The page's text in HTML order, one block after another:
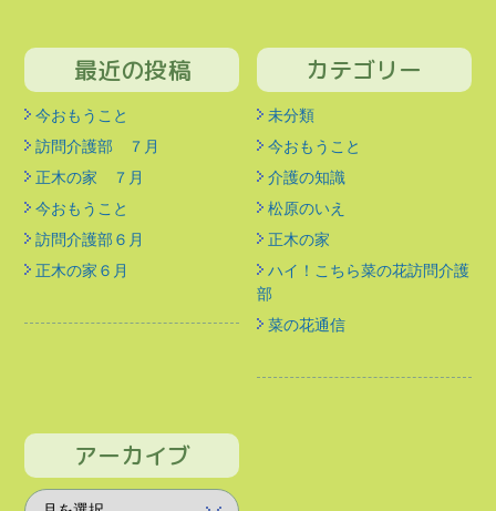
最近の投稿
今おもうこと
訪問介護部 ７月
正木の家 ７月
今おもうこと
訪問介護部６月
正木の家６月
カテゴリー
未分類
今おもうこと
介護の知識
松原のいえ
正木の家
ハイ！こちら菜の花訪問介護
部
菜の花通信
アーカイブ